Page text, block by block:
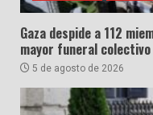
Gaza despide a 112
mayor funeral
5 de agosto de 2026